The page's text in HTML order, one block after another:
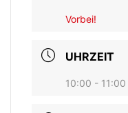
Vorbei!
UHRZEIT
10:00 - 11:00